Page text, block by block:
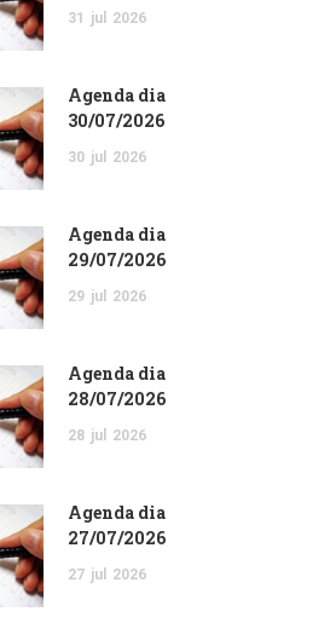
31 jul 2026
Agenda dia
30/07/2026
30 jul 2026
Agenda dia
29/07/2026
29 jul 2026
Agenda dia
28/07/2026
28 jul 2026
Agenda dia
27/07/2026
27 jul 2026